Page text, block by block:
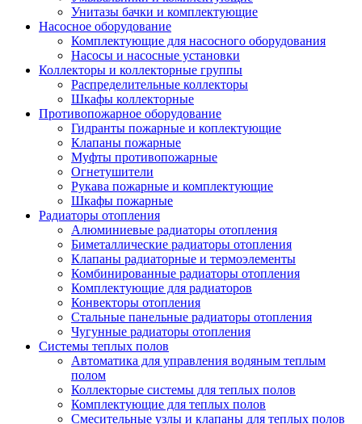
Унитазы бачки и комплектующие
Насосное оборудование
Комплектующие для насосного оборудования
Насосы и насосные установки
Коллекторы и коллекторные группы
Распределительные коллекторы
Шкафы коллекторные
Противопожарное оборудование
Гидранты пожарные и коплектующие
Клапаны пожарные
Муфты противопожарные
Огнетушители
Рукава пожарные и комплектующие
Шкафы пожарные
Радиаторы отопления
Алюминиевые радиаторы отопления
Биметаллические радиаторы отопления
Клапаны радиаторные и термоэлементы
Комбинированные радиаторы отопления
Комплектующие для радиаторов
Конвекторы отопления
Стальные панельные радиаторы отопления
Чугунные радиаторы отопления
Системы теплых полов
Автоматика для управления водяным теплым
полом
Коллекторые системы для теплых полов
Комплектующие для теплых полов
Смесительные узлы и клапаны для теплых полов